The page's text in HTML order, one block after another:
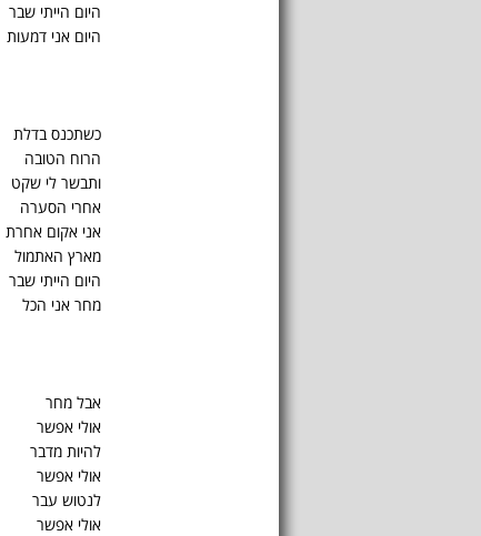
היום הייתי שבר
היום אני דמעות
כשתכנס בדלת
הרוח הטובה
ותבשר לי שקט
אחרי הסערה
אני אקום אחרת
מארץ האתמול
היום הייתי שבר
מחר אני הכל
אבל מחר
אולי אפשר
להיות מדבר
אולי אפשר
לנטוש עבר
אולי אפשר